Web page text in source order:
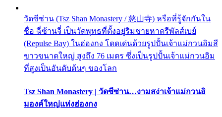
วัดซีซ่าน (Tsz Shan Monastery / 慈山寺) หรือที่รู้จักกันใน
ชื่อ ฉี่ซ้านจี๋ เป็นวัดพุทธที่ตั้งอยู่ริมชายหาดรีพัลส์เบย์
(Repulse Bay) ในฮ่องกง โดดเด่นด้วยรูปปั้นเจ้าแม่กวนอิมสี
ขาวขนาดใหญ่ สูงถึง 76 เมตร ซึ่งเป็นรูปปั้นเจ้าแม่กวนอิม
ที่สูงเป็นอันดับต้นๆ ของโลก
Tsz Shan Monastery | วัดซีซ่าน…งามสง่าเจ้าแม่กวนอิ
มองค์ใหญ่แห่งฮ่องกง